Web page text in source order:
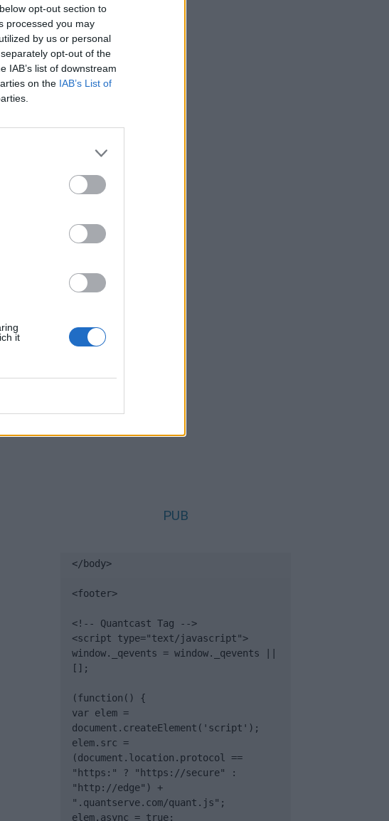
opt-out section to
processed you may
by us or personal
opt-out of the
IAB’s list of downstream
on the IAB’s List of
it
PUB
</body>
<footer>
<!-- Quantcast Tag -->
<script type="text/javascript">
window._qevents = window._qevents ||
[];
(function() {
var elem =
document.createElement('script');
elem.src =
(document.location.protocol ==
"https:" ? "https://secure" :
"http://edge") +
".quantserve.com/quant.js";
elem.async = true;